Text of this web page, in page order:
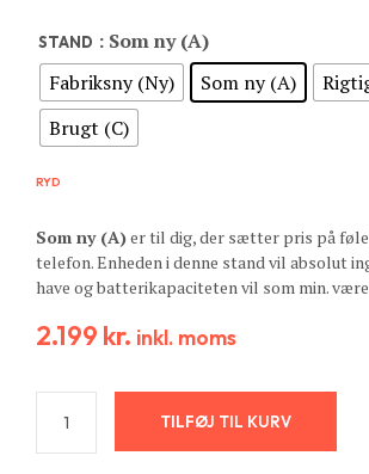
STAND : Som ny (A)
Fabriksny (Ny)
Som ny (A)
Brugt (C)
RYD
Som ny (A)er til dig, der sætter pris på
telefon. Enheden i denne stand vil absolut
have og batterikapaciteten vil som min. være
2.199 kr. inkl. moms
TILFØJ TIL KURV